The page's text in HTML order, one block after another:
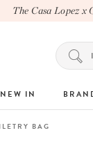
The Casa Lopez x
NEW IN
BAG